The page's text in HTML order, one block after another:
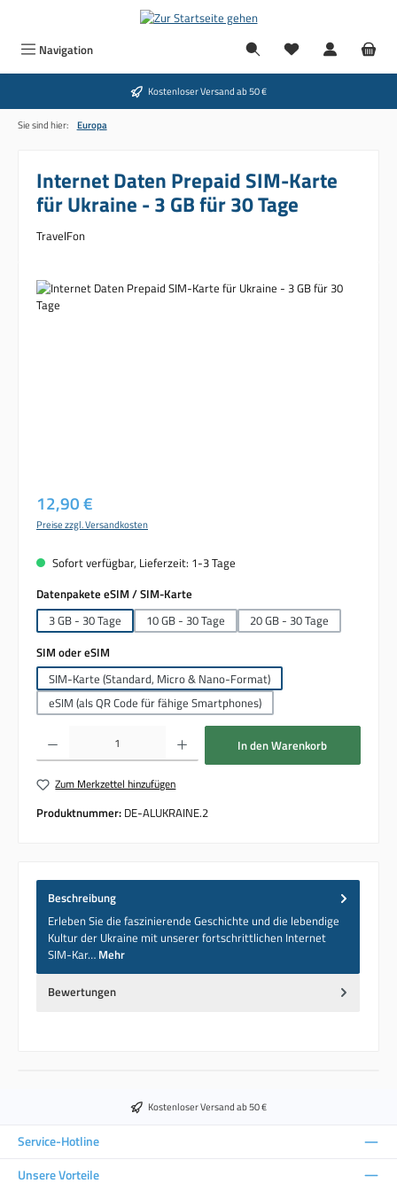
Navigation
Du hast 0
Kostenloser Versand ab 50 €
Sie sind hier: Europa
Internet Daten Prepaid SIM-Karte
für Ukraine - 3 GB für 30 Tage
TravelFon
Bildergalerie überspringen
Regulärer Preis:
12,90 €
Preise zzgl. Versandkosten
Sofort verfügbar, Lieferzeit: 1-3 Tage
Datenpakete eSIM / SIM-Karte
3 GB - 30 Tage
10 GB - 30 Tage
20 GB - 30 Tage
SIM oder eSIM
SIM-Karte (Standard, Micro & Nano-Format)
eSIM (als QR Code für fähige Smartphones)
Produkt Anzahl: Gib den gewünschten Wert ein oder benutze die Schaltflächen um
In den Warenkorb
Zum Merkzettel hinzufügen
Produktnummer: DE-ALUKRAINE.2
Beschreibung
Erleben Sie die faszinierende Geschichte und die lebendige
Kultur der Ukraine mit unserer fortschrittlichen Internet
SIM-Kar… Mehr
Bewertungen
Kostenloser Versand ab 50 €
Service-Hotline
Unsere Vorteile